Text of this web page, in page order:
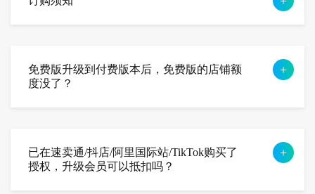
免费版升级到付费版本后，免费版的店铺额
度没了？
已在速卖通/抖店/阿里国际站/TikTok购买了
授权，升级会员可以抵扣吗？